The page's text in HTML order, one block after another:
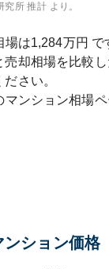
所 推計 より。
場は1,284万円 で
売却相場を比較
さい。
マンション相場
ション価格